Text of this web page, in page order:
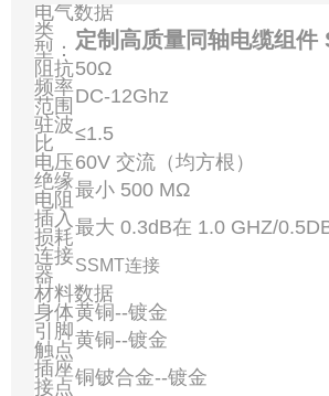
电气数据
类
型： 定制高质量同轴电缆组件
阻抗50Ω
频率
范围 DC-12Ghz
驻波
比
≤1.5
电压60V 交流（均方根）
绝缘
电阻 最小 500 MΩ
插入
损耗最大 0.3dB在 1.0 GHZ/
连接
器
SSMT连接
材料数据
身体黄铜--镀金
引脚
触点黄铜--镀金
插座
接点铜铍合金--镀金